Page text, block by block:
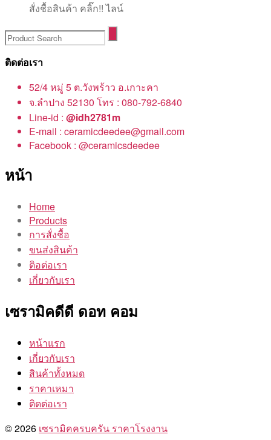
สั่งชื้อสินค้า คลิ๊ก!! ไลน์
ติดต่อเรา
52/4 หมู่ 5 ต.วังพร้าว อ.เกาะคา
จ.ลำปาง 52130 โทร : 080-792-6840
Line-id : @idh2781m
E-mail : ceramicdeedee@gmail.com
Facebook : @ceramicsdeedee
หน้า
Home
Products
การสั่งชื้อ
ขนส่งสินค้า
ติอต่อเรา
เกี่ยวกับเรา
เซรามิคดีดี ดอท คอม
หน้าแรก
เกี่ยวกับเรา
สินค้าทั้งหมด
ราคาเหมา
ติดต่อเรา
© 2026 เซรามิคครบครัน ราคาโรงงาน